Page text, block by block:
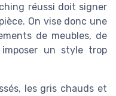
réussi doit signer
On vise donc une
de meubles, de
un style trop
les gris chauds et